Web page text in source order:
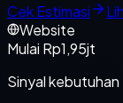
Cek Estimasi
Website
Mulai Rp1,95jt
Sinyal kebutuhan